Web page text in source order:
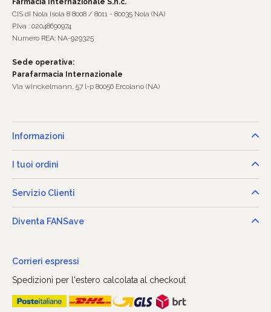
Farmacia Internazionale S.n.c.
CIS di Nola Isola 8 8008 / 8011 - 80035 Nola (NA)
P.Iva : 02048690974
Numero REA: NA-929325
Sede operativa:
Parafarmacia Internazionale
Via winckelmann, 57 l-p 80056 Ercolano (NA)
Informazioni
I tuoi ordini
Servizio Clienti
Diventa FANSave
Corrieri espressi
Spedizioni per l'estero calcolata al checkout